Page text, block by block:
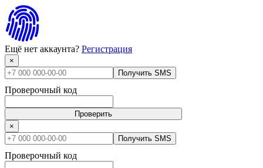
Ещё нет аккаунта? Регистрация
×
Получить SMS
Проверочный код
Проверить
×
Получить SMS
Проверочный код